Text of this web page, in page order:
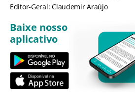
Editor-Geral: Claudemir Araújo
Baixe nosso
aplicativo